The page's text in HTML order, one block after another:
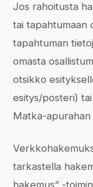
Jos rahoitusta
tai tapahtumaan
tapahtuman
omasta
otsikko
esitys/posteri)
Matka-apurahan
tarkastella
hakemus” -